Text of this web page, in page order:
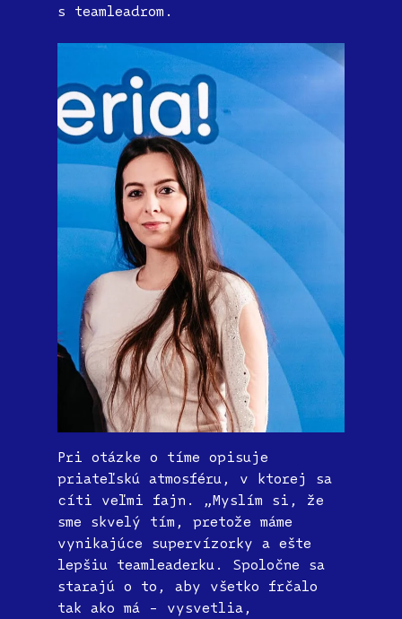
s teamleadrom.
Pri otázke o tíme opisuje
priateľskú atmosféru, v ktorej sa
cíti veľmi fajn. „Myslím si, že
sme skvelý tím, pretože máme
vynikajúce supervízorky a ešte
lepšiu teamleaderku. Spoločne sa
starajú o to, aby všetko frčalo
tak ako má – vysvetlia,